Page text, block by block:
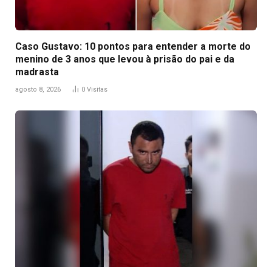
Caso Gustavo: 10 pontos para entender a morte do
menino de 3 anos que levou à prisão do pai e da
madrasta
agosto 8, 2026 0 Visitas